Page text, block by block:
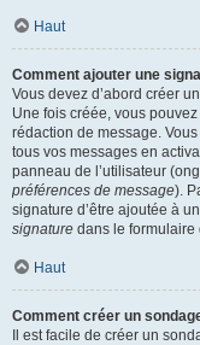
Haut
Comment ajouter une
Vous devez d’abord créer
Une fois créée, vous
rédaction de message.
tous vos messages en
panneau de l’utilisateur
préférences de message).
signature d’être ajoutée à
signature dans le formulaire
Haut
Comment créer un
Il est facile de créer un